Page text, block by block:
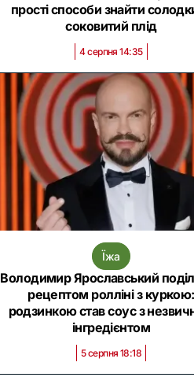
прості способи знайти
соковитий плід
4 серпня 14:35
Їжа
Володимир Ярославський
рецептом ролліні з куркою:
родзинкою став соус з
інгредієнтом
5 серпня 18:18